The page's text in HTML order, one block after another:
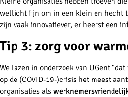
wellicht fijn om in een klein en hecht
zijn vaak innovatiever, er heerst een
Tip 3: zorg voor
We lazen in onderzoek van UGent
op de (COVID-19-)crisis het meest
organisaties als